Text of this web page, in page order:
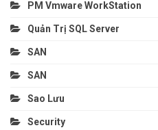
PM Vmware WorkStation
Quản Trị SQL Server
SAN
SAN
Sao Lưu
Security